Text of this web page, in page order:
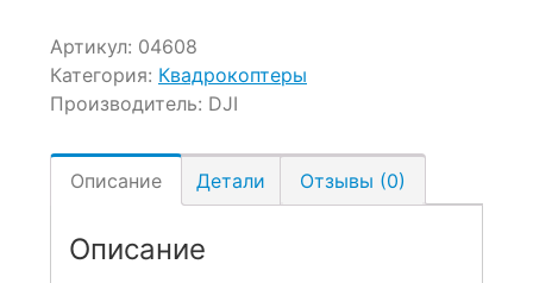
Артикул: 04608
Категория: Квадрокоптеры
Производитель: DJI
Описание Детали Отзывы (0)
Описание